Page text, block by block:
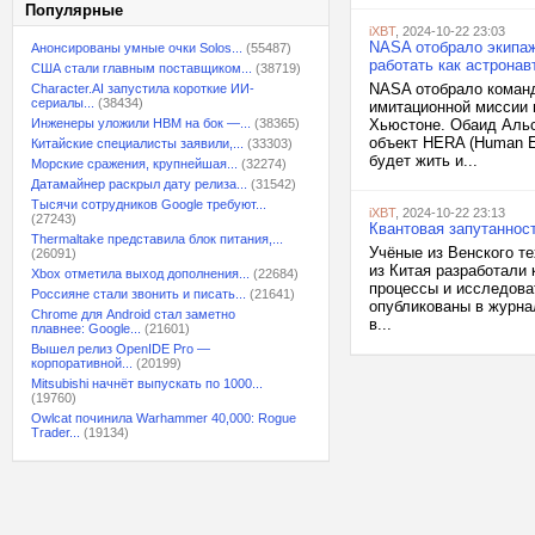
Популярные
Анонсированы умные очки Solos...
(55487)
США стали главным поставщиком...
(38719)
Character.AI запустила короткие ИИ-
сериалы...
(38434)
Инженеры уложили HBM на бок —...
(38365)
Китайские специалисты заявили,...
(33303)
Морские сражения, крупнейшая...
(32274)
Датамайнер раскрыл дату релиза...
(31542)
Тысячи сотрудников Google требуют...
(27243)
Thermaltake представила блок питания,...
(26091)
Xbox отметила выход дополнения...
(22684)
Россияне стали звонить и писать...
(21641)
Chrome для Android стал заметно
плавнее: Google...
(21601)
Вышел релиз OpenIDE Pro —
корпоративной...
(20199)
Mitsubishi начнёт выпускать по 1000...
(19760)
Owlcat починила Warhammer 40,000: Rogue
Trader...
(19134)
iXBT, 2024-10-22 23:03
NASA отобрало
работать как
NASA отобрало
имитационной
Хьюстоне. Обаид
объект HERA
будет жить и...
iXBT, 2024-10-22 23:13
Квантовая
Учёные из Венского
из Китая
процессы и
опубликованы в
в...